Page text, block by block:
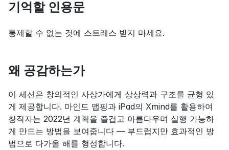
기억할 인용문
통제할 수 없는 것에 스트레스 받지 마세요.
왜 공감하는가
이 세션은 창의적인 사상가에게 상상력과 구조를 균형 있
게 제공합니다. 마인드 맵핑과 iPad의 Xmind를 활용하여
창작자는 2022년 계획을 즐겁고 아름다우며 실행 가능하
게 만드는 방법을 보여줍니다 — 부드럽지만 효과적인 방
법으로 다가올 해를 형성합니다.